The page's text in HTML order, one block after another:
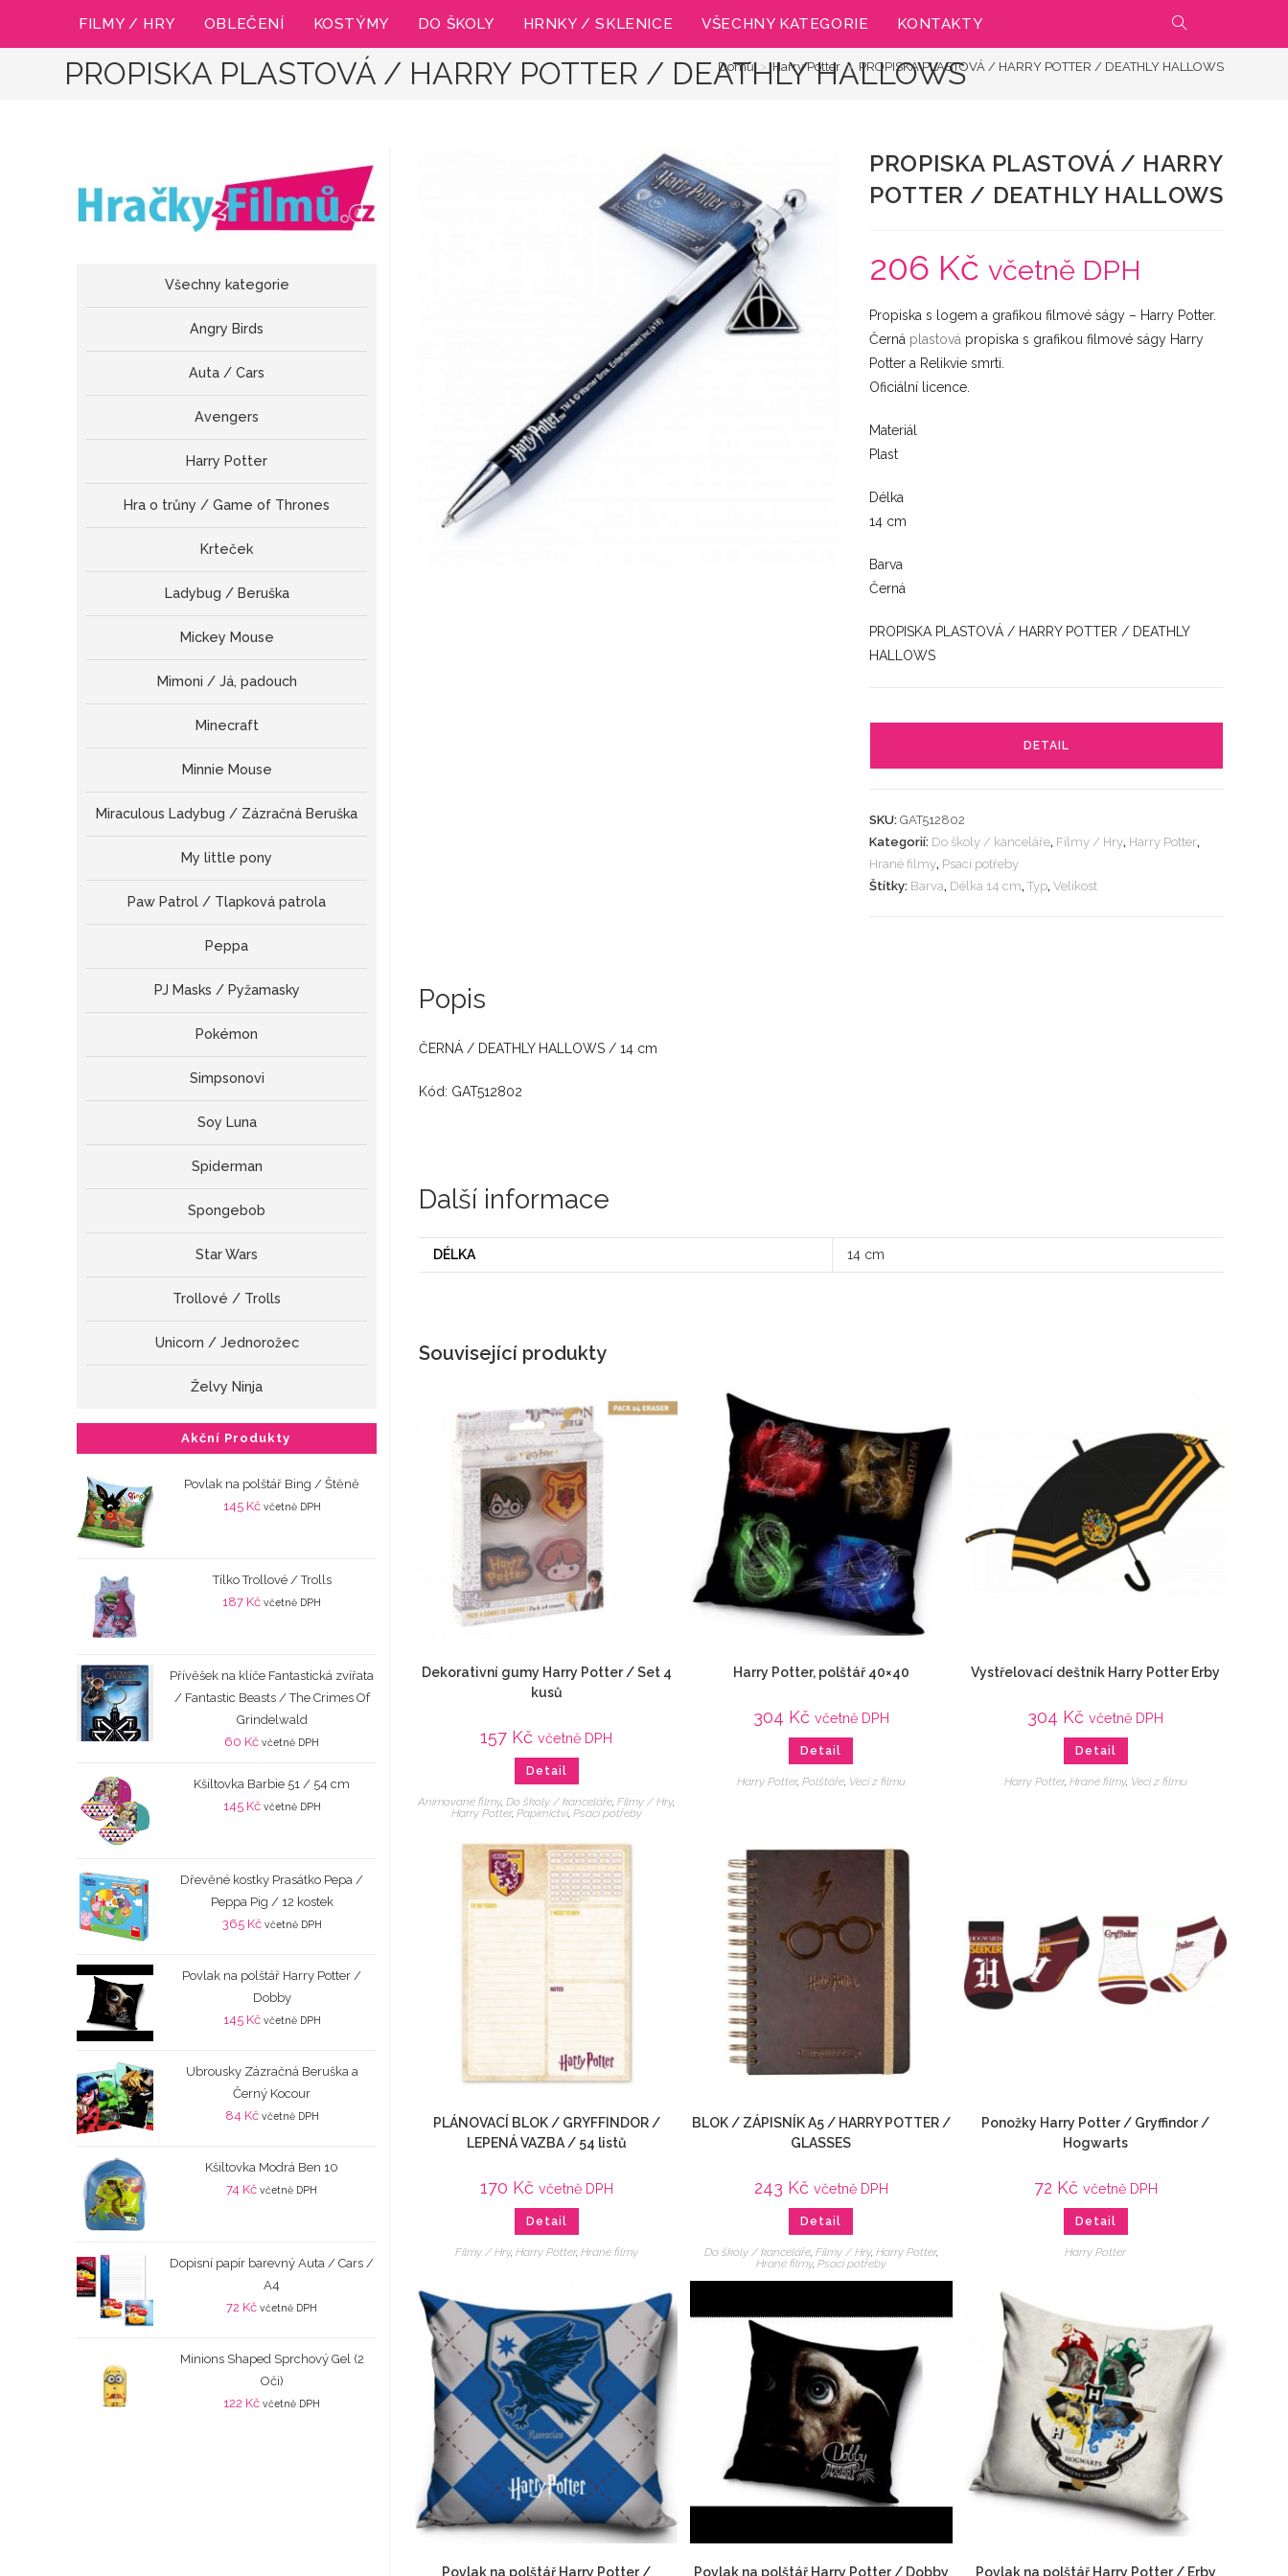
FILMY / HRY OBLEČENÍ KOSTÝMY DO ŠKOLY HRNKY / SKLENICE VŠECHNY KATEGORIE KONTAKTY PŘEPNOUT
VYHLEDÁVÁNÍ
WEBU
PROPISKA PLASTOVÁ / HARRY POTTER / DEATHLY HALLOWS
Domů > Harry Potter > PROPISKA PLASTOVÁ / HARRY POTTER / DEATHLY HALLOWS
PROPISKA PLASTOVÁ / HARRY
POTTER / DEATHLY HALLOWS
206 Kč včetně DPH
Propiska s logem a grafikou filmové ságy – Harry Potter.
Černá plastová propiska s grafikou filmové ságy Harry
Potter a Relikvie smrti.
Oficiální licence.
Materiál
Plast
Délka
14 cm
Barva
Černá
PROPISKA PLASTOVÁ / HARRY POTTER / DEATHLY
HALLOWS
DETAIL
SKU:GAT512802
Kategorií: Do školy / kanceláře, Filmy / Hry, Harry Potter,
Hrané filmy, Psací potřeby
Štítky: Barva, Délka 14 cm,Typ,Velikost
Popis
ČERNÁ / DEATHLY HALLOWS / 14 cm
Kód: GAT512802
Další informace
DÉLKA 14 cm
Související produkty
Dekorativní gumy Harry Potter / Set 4
kusů
157 Kč včetně DPH
Detail
Animované filmy,Do školy / kanceláře,Filmy / Hry,
Harry Potter, Papírnictví, Psací potřeby
Harry Potter, polštář 40×40
304 Kč včetně DPH
Detail
Harry Potter, Polštáře, Veci z filmu
Vystřelovací deštník Harry Potter Erby
304 Kč včetně DPH
Detail
Harry Potter, Hrané filmy, Veci z filmu
PLÁNOVACÍ BLOK / GRYFFINDOR /
LEPENÁ VAZBA / 54 listů
170 Kč včetně DPH
Detail
Filmy / Hry, Harry Potter, Hrané filmy
BLOK / ZÁPISNÍK A5 / HARRY POTTER /
GLASSES
243 Kč včetně DPH
Detail
Do školy / kanceláře, Filmy / Hry, Harry Potter,
Hrané filmy, Psací potřeby
Ponožky Harry Potter / Gryffindor /
Hogwarts
72 Kč včetně DPH
Detail
Harry Potter
Povlak na polštář Harry Potter / Povlak na polštář Harry Potter / Dobby Povlak na polštář Harry Potter / Erby
Všechny kategorie
Angry Birds
Auta / Cars
Avengers
Harry Potter
Hra o trůny / Game of Thrones
Krteček
Ladybug / Beruška
Mickey Mouse
Mimoni / Já, padouch
Minecraft
Minnie Mouse
Miraculous Ladybug / Zázračná Beruška
My little pony
Paw Patrol / Tlapková patrola
Peppa
PJ Masks / Pyžamasky
Pokémon
Simpsonovi
Soy Luna
Spiderman
Spongebob
Star Wars
Trollové / Trolls
Unicorn / Jednorožec
Želvy Ninja
Akční Produkty
Povlak na polštář Bing / Štěně
145 Kč včetně DPH
Tílko Trollové / Trolls
187 Kč včetně DPH
Přívěšek na klíče Fantastická zvířata
/ Fantastic Beasts / The Crimes Of
Grindelwald
60 Kč včetně DPH
Kšiltovka Barbie 51 / 54 cm
145 Kč včetně DPH
Dřevěné kostky Prasátko Pepa /
Peppa Pig / 12 kostek
365 Kč včetně DPH
Povlak na polštář Harry Potter /
Dobby
145 Kč včetně DPH
Ubrousky Zázračná Beruška a
Černý Kocour
84 Kč včetně DPH
Kšiltovka Modrá Ben 10
74 Kč včetně DPH
Dopisní papír barevný Auta / Cars /
A4
72 Kč včetně DPH
Minions Shaped Sprchový Gel (2
Oči)
122 Kč včetně DPH